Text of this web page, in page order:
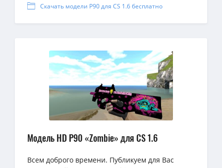
Скачать модели P90 для CS 1.6 бесплатно
Модель HD P90 «Zombie» для CS 1.6
Всем доброго времени. Публикуем для Вас